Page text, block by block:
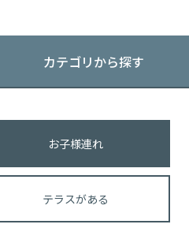
カテゴリから探す
お子様連れ
テラスがある